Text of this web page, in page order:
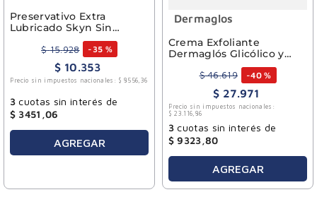
Preservativo Extra
Lubricado Skyn Sin
Latex 6 Unidades
$ 15.928 - 35 %
$ 10.353
Precio sin impuestos nacionales: $ 8556, 36
3 cuotas sin interés de
$ 3451 ,06
AGREGAR
Dermaglos
Crema Exfoliante
Dermaglós Glicólico y
Mandélico 50 ml
$ 46.619 -40 %
$ 27 971
Precio sin impuestos nacionales:
$ 23 116 86
3 cuotas sin interés de
$ 9323,80
AGREGAR